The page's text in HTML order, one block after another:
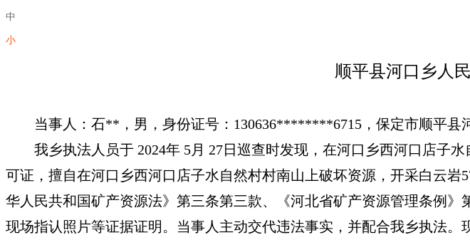
中
小
顺平县河口乡人
当事人：石**，男，身份证号：130636********6715，保定市顺平
我乡执法人员于 2024年 5月 27日巡查时发现，在河口乡西河口店子
可证，擅自在河口乡西河口店子水自然村村南山上破坏资源，开采白云
华人民共和国矿产资源法》第三条第三款、《河北省矿产资源管理条例
现场指认照片等证据证明。当事人主动交代违法事实，并配合我乡执法